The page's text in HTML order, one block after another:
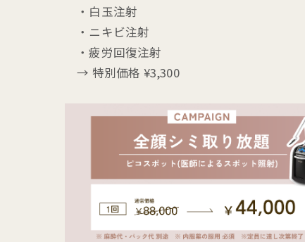
・白玉注射
・ニキビ注射
・疲労回復注射
→ 特別価格 ¥3,300